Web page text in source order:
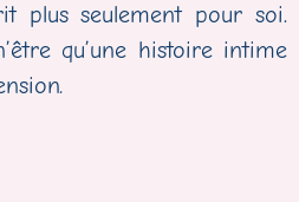
plus seulement pour soi.
qu’une histoire intime
.